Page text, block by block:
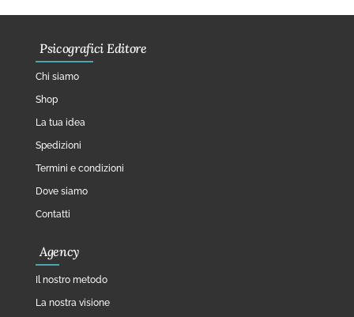
Psicografici Editore
Chi siamo
Shop
La tua idea
Spedizioni
Termini e condizioni
Dove siamo
Contatti
Agency
Il nostro metodo
La nostra visione